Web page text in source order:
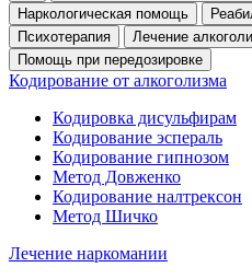
Наркологическая помощь
Психотерапия
Лечение
Помощь при передозировке
Кодирование от алкоголизма
Кодировка дисульфирам
Кодирование эспераль
Кодирование гипнозом
Метод Довженко
Кодирование налтрексон
Метод Шичко
Лечение наркомании